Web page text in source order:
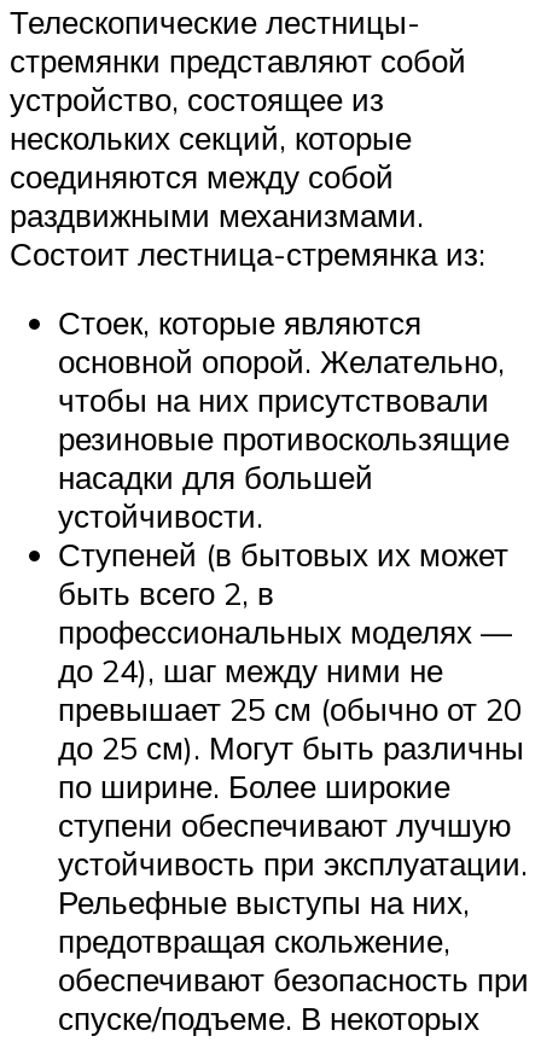
Телескопические лестницы-
стремянки представляют собой
устройство, состоящее из
нескольких секций, которые
соединяются между собой
раздвижными механизмами.
Состоит лестница-стремянка из:
Стоек, которые являются
основной опорой. Желательно,
чтобы на них присутствовали
резиновые противоскользящие
насадки для большей
устойчивости.
Ступеней (в бытовых их может
быть всего 2, в
профессиональных моделях —
до 24), шаг между ними не
превышает 25 см (обычно от 20
до 25 см). Могут быть различны
по ширине. Более широкие
ступени обеспечивают лучшую
устойчивость при эксплуатации.
Рельефные выступы на них,
предотвращая скольжение,
обеспечивают безопасность при
спуске/подъеме. В некоторых